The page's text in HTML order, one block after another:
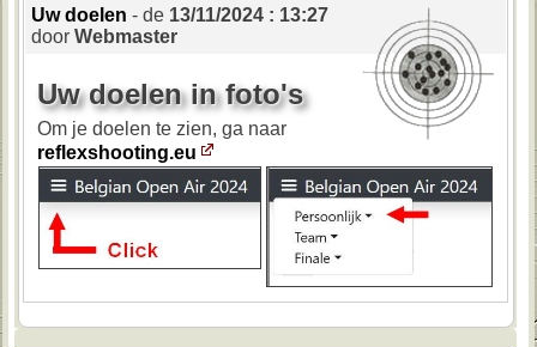
Uw doelen - de 13/11/2024 : 13:27
door Webmaster
Uw doelen in foto's
Om je doelen te zien, ga naar
reflexshooting.eu